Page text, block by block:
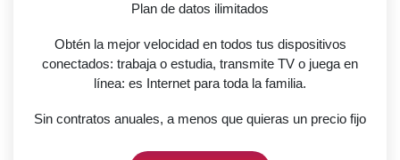
Plan de datos ilimitados
Obtén la mejor velocidad en todos tus dispositivos
conectados: trabaja o estudia, transmite TV o juega en
línea: es Internet para toda la familia.
Sin contratos anuales, a menos que quieras un precio fijo